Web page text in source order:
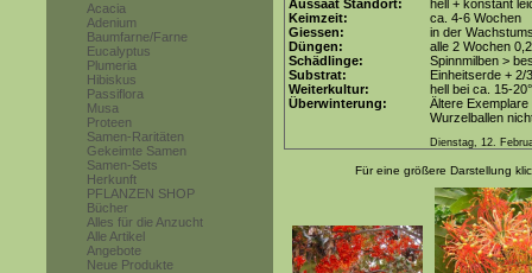
Acacia
Adenium
Baumfarne/Farne
Eucalyptus
Plumeria
Hibiskus
Passiflora
Musa
Proteen
Samen-Raritäten
Gekeimte Samen
Samen-Sets
Herkunft
PFLANZEN SHOP
Bücher
Alles für die Anzucht
Alle Artikel
Angebote
Neue Produkte
Aussaat Standort:
hell + konstant
Keimzeit:
ca. 4-6 Wochen
Giessen:
in der
Düngen:
alle 2 Wochen
Schädlinge:
Spinnmilben >
Substrat:
Einheitserde + 2/
Weiterkultur:
hell bei ca. 15-
Überwinterung:
Ältere
Wurzelballen
Dienstag, 12.
Für eine größere Darstellung